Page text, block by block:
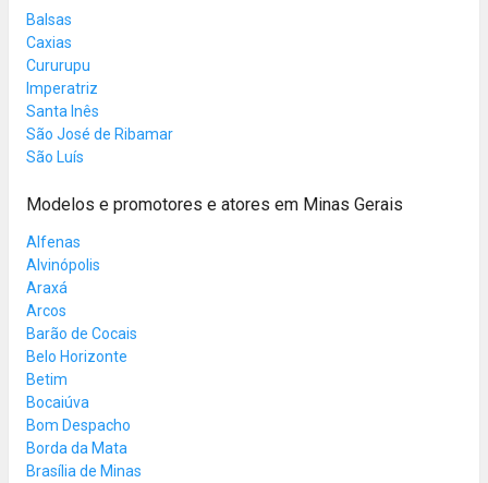
Balsas
Caxias
Cururupu
Imperatriz
Santa Inês
São José de Ribamar
São Luís
Modelos e promotores e atores em Minas Gerais
Alfenas
Alvinópolis
Araxá
Arcos
Barão de Cocais
Belo Horizonte
Betim
Bocaiúva
Bom Despacho
Borda da Mata
Brasília de Minas